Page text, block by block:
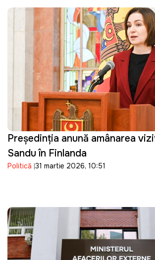
Președinția anunță amânarea
Sandu în Finlanda
Politică 31 martie 2026, 10:51